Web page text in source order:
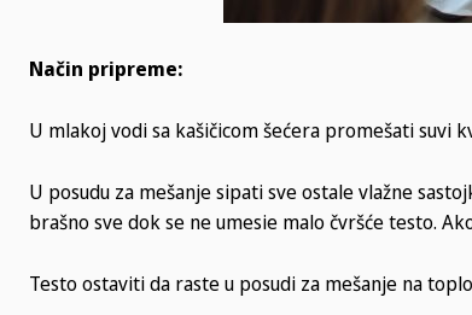
Način pripreme:
U mlakoj vodi sa kašičicom šećera promešati suvi
U posudu za mešanje sipati sve ostale vlažne
brašno sve dok se ne umesie malo čvršće testo.
Testo ostaviti da raste u posudi za mešanje na